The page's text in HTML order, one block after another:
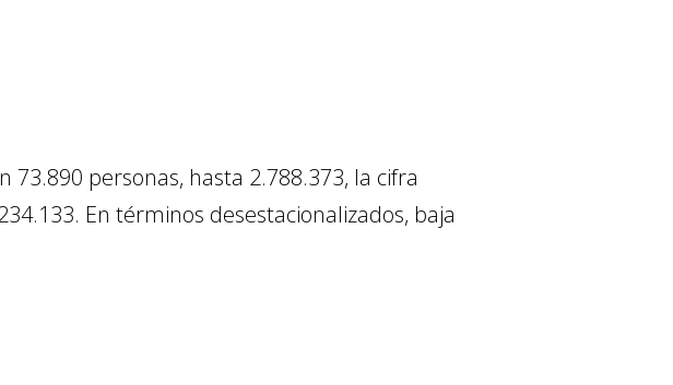
73.890 personas, hasta 2.788.373, la cifra
En términos desestacionalizados, baja